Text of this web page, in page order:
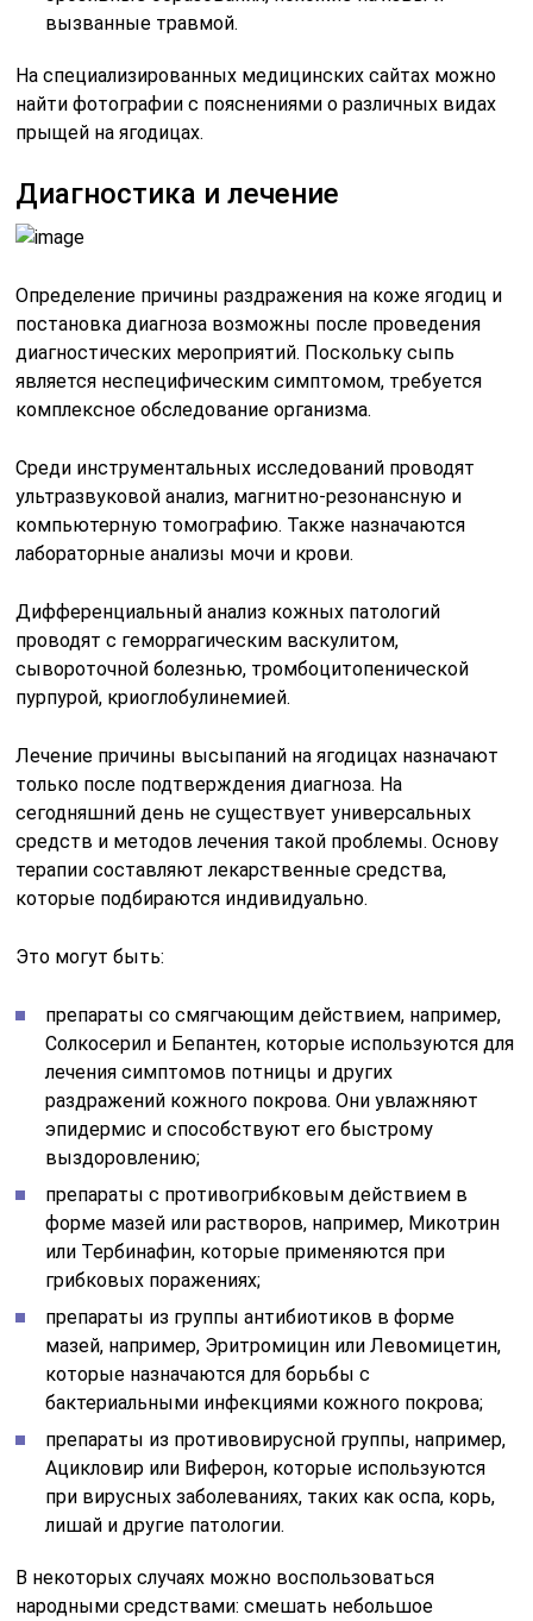
вызванные травмой.
На специализированных медицинских сайтах можно
найти фотографии с пояснениями о различных видах
прыщей на ягодицах.
Диагностика и лечение
Определение причины раздражения на коже ягодиц и
постановка диагноза возможны после проведения
диагностических мероприятий. Поскольку сыпь
является неспецифическим симптомом, требуется
комплексное обследование организма.
Среди инструментальных исследований проводят
ультразвуковой анализ, магнитно-резонансную и
компьютерную томографию. Также назначаются
лабораторные анализы мочи и крови.
Дифференциальный анализ кожных патологий
проводят с геморрагическим васкулитом,
сывороточной болезнью, тромбоцитопенической
пурпурой, криоглобулинемией.
Лечение причины высыпаний на ягодицах назначают
только после подтверждения диагноза. На
сегодняшний день не существует универсальных
средств и методов лечения такой проблемы. Основу
терапии составляют лекарственные средства,
которые подбираются индивидуально.
Это могут быть:
препараты со смягчающим действием, например,
Солкосерил и Бепантен, которые используются для
лечения симптомов потницы и других
раздражений кожного покрова. Они увлажняют
эпидермис и способствуют его быстрому
выздоровлению;
препараты с противогрибковым действием в
форме мазей или растворов, например, Микотрин
или Тербинафин, которые применяются при
грибковых поражениях;
препараты из группы антибиотиков в форме
мазей, например, Эритромицин или Левомицетин,
которые назначаются для борьбы с
бактериальными инфекциями кожного покрова;
препараты из противовирусной группы, например,
Ацикловир или Виферон, которые используются
при вирусных заболеваниях, таких как оспа, корь,
лишай и другие патологии.
В некоторых случаях можно воспользоваться
народными средствами: смешать небольшое